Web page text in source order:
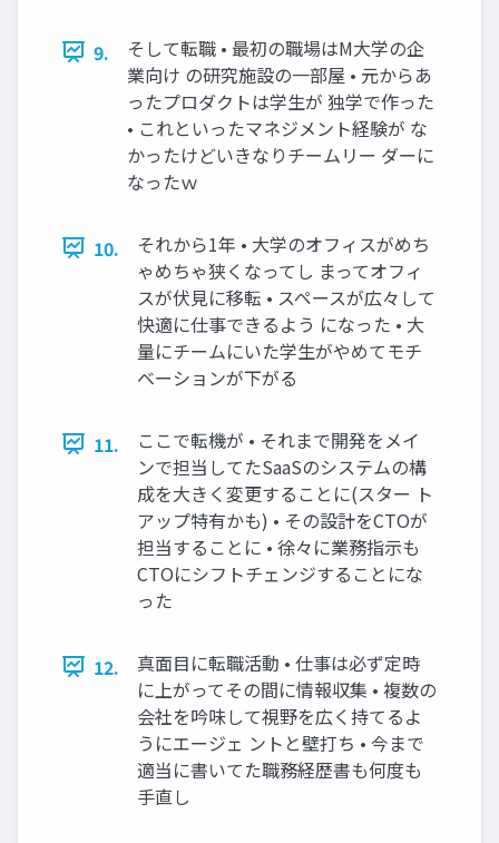
9.
そして転職 • 最初の職場はM大学の企
業向け の研究施設の一部屋 • 元からあ
ったプロダクトは学生が 独学で作った
• これといったマネジメント経験が な
かったけどいきなりチームリー ダーに
なったｗ
10.
それから1年 • 大学のオフィスがめち
ゃめちゃ狭くなってし まってオフィ
スが伏見に移転 • スペースが広々して
快適に仕事できるよう になった • 大
量にチームにいた学生がやめてモチ
ベーションが下がる
11.
ここで転機が • それまで開発をメイ
ンで担当してたSaaSのシステムの構
成を大きく変更することに(スター ト
アップ特有かも) • その設計をCTOが
担当することに • 徐々に業務指示も
CTOにシフトチェンジすることにな
った
12.
真面目に転職活動 • 仕事は必ず定時
に上がってその間に情報収集 • 複数の
会社を吟味して視野を広く持てるよ
うにエージェ ントと壁打ち • 今まで
適当に書いてた職務経歴書も何度も
手直し